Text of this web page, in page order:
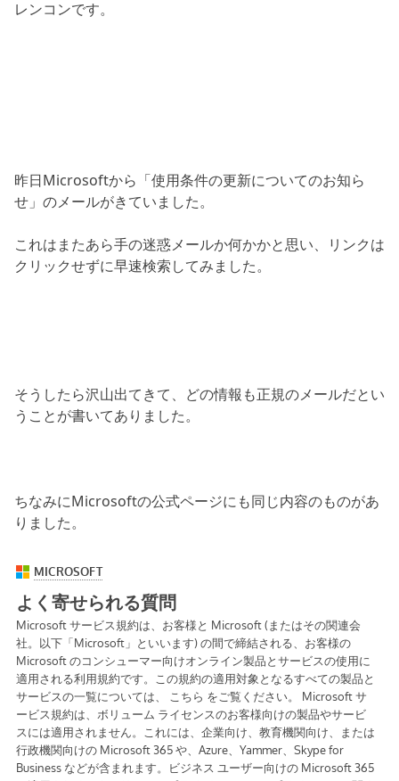
レンコンです。
昨日Microsoftから「使用条件の更新についてのお知ら
せ」のメールがきていました。
これはまたあら手の迷惑メールか何かかと思い、リンクは
クリックせずに早速検索してみました。
そうしたら沢山出てきて、どの情報も正規のメールだとい
うことが書いてありました。
ちなみにMicrosoftの公式ページにも同じ内容のものがあ
りました。